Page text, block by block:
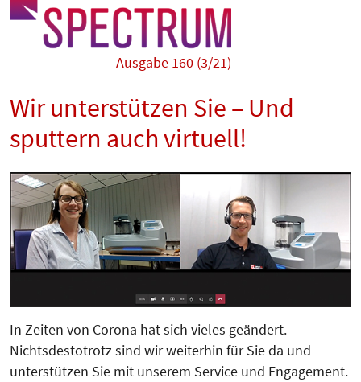
Ausgabe 160 (3/21)
Wir unterstützen Sie – Und
sputtern auch virtuell!
In Zeiten von Corona hat sich vieles geändert.
Nichtsdestotrotz sind wir weiterhin für Sie da und
unterstützen Sie mit unserem Service und Engagement.